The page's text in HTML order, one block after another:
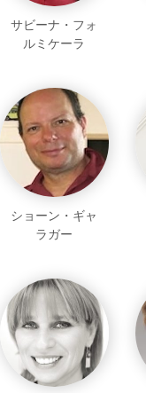
サビーナ・フォ
ルミケーラ
ショーン・ギャ
ラガー